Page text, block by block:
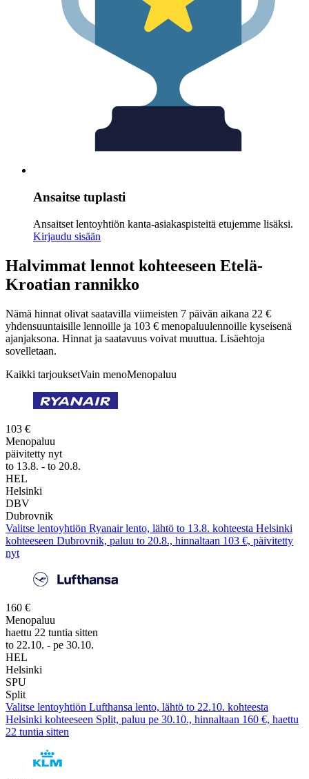
Ansaitse tuplasti
Ansaitset lentoyhtiön kanta-asiakaspisteitä etujemme lisäksi.
Kirjaudu sisään
Halvimmat lennot kohteeseen Etelä-
Kroatian rannikko
Nämä hinnat olivat saatavilla viimeisten 7 päivän aikana 22 €
yhdensuuntaisille lennoille ja 103 € menopaluulennoille kyseisenä
ajanjaksona. Hinnat ja saatavuus voivat muuttua. Lisäehtoja
sovelletaan.
Kaikki tarjouksetVain menoMenopaluu
103 €
Menopaluu
päivitetty nyt
to 13.8. - to 20.8.
HEL
Helsinki
DBV
Dubrovnik
Valitse lentoyhtiön Ryanair lento, lähtö to 13.8. kohteesta Helsinki
kohteeseen Dubrovnik, paluu to 20.8., hinnaltaan 103 €, päivitetty
nyt
160 €
Menopaluu
haettu 22 tuntia sitten
to 22.10. - pe 30.10.
HEL
Helsinki
SPU
Split
Valitse lentoyhtiön Lufthansa lento, lähtö to 22.10. kohteesta
Helsinki kohteeseen Split, paluu pe 30.10., hinnaltaan 160 €, haettu
22 tuntia sitten